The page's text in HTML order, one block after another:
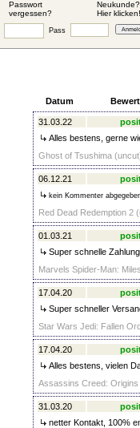
Passwort
vergessen?
Neukunde?
Hier klicken!
Pass
Datum
31.03.22
Alles bestens, gerne
Ghost of Tsushima
06.12.21
kein Kommenter
Red Dead Redemption 2
01.03.21
Super schnelle
Marvels Spider-Man:
17.04.20
Super schneller
Star Wars Jedi: Fallen
17.04.20
Alles bestens, vielen
Assassins Creed:
31.03.20
netter Kontakt, 100%